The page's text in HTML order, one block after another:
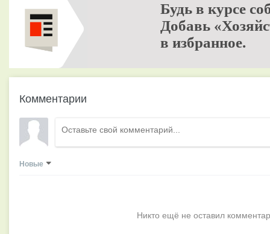
Будь в курсе
Добавь
в избранное.
Комментарии
Новые
Никто ещё не оставил